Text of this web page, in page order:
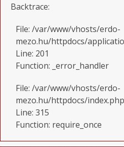
Backtrace:
File: /var/www/vhosts/erdo-
mezo.hu/httpdocs/
Line: 201
Function: _error_handler
File: /var/www/vhosts/erdo-
mezo.hu/httpdocs/index.php
Line: 315
Function: require_once